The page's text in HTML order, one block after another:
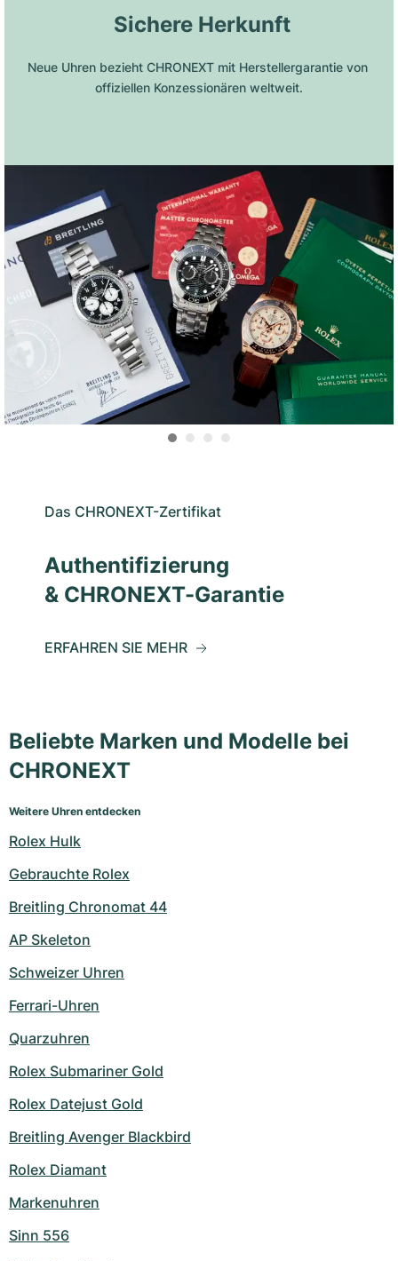
Sichere Herkunft
Neue Uhren bezieht CHRONEXT mit Herstellergarantie von
offiziellen Konzessionären weltweit.
Das CHRONEXT-Zertifikat
Authentifizierung
& CHRONEXT-Garantie
ERFAHREN SIE MEHR
Beliebte Marken und Modelle bei
CHRONEXT
Weitere Uhren entdecken
Rolex Hulk
Gebrauchte Rolex
Breitling Chronomat 44
AP Skeleton
Schweizer Uhren
Ferrari-Uhren
Quarzuhren
Rolex Submariner Gold
Rolex Datejust Gold
Breitling Avenger Blackbird
Rolex Diamant
Markenuhren
Sinn 556